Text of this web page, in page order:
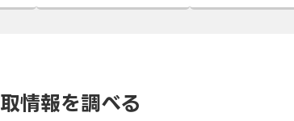
情報を調べる